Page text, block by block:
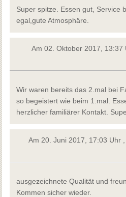
Super spitze. Essen gut, Service
egal,gute Atmosphäre.
Am 02. Oktober 2017, 13:37
Wir waren bereits das 2.mal bei
so begeistert wie beim 1.mal.
herzlicher familiärer Kontakt.
Am 20. Juni 2017, 17:03 Uhr ,
ausgezeichnete Qualität und
Kommen sicher wieder.